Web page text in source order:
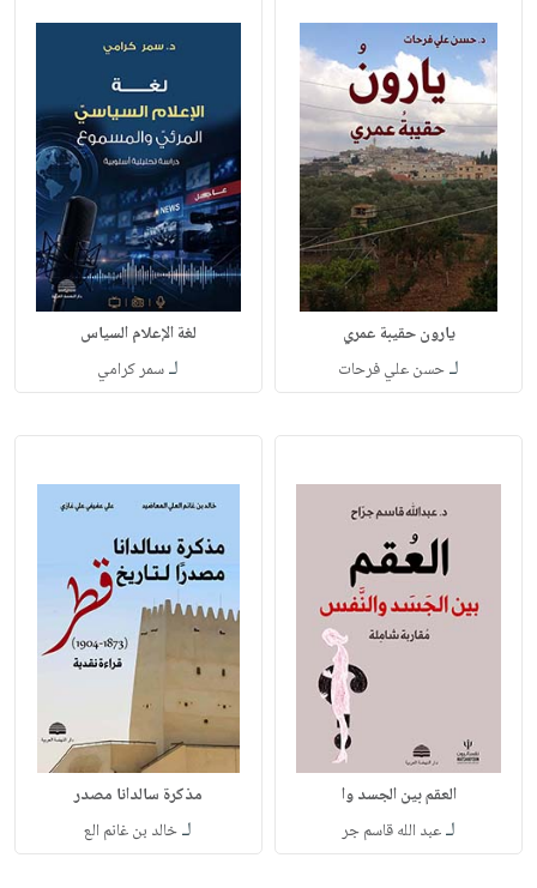
يارون حقيبة عمري
لـحسن علي فرحات
لغة الإعلام السياس
لـسمر كرامي
العقم بين الجسد وا
لـعبد الله قاسم جر
مذكرة سالدانا مصدر
لـخالد بن غانم الع